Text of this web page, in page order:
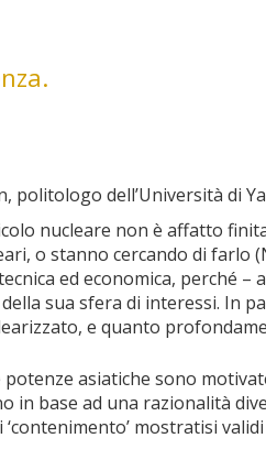
politologo dell’Università di
nucleare non è affatto
o stanno cercando di
ed economica, perché
sua sfera di interessi. In
e quanto
asiatiche sono
in base ad una razionalità
‘contenimento’ mostratisi